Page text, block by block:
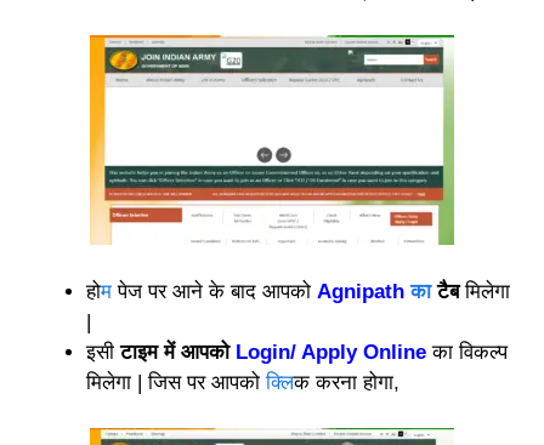
होम पेज पर आने के बाद आपको Agnipath काटैबमिलेगा
|
इसीटाइम में आपको Login/ Apply Online का विकल्प
मिलेगा | जिस पर आपकोक्लिक करना होगा,